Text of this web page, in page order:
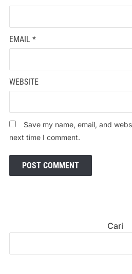
EMAIL *
WEBSITE
Save my name, email, and
next time I comment.
Cari